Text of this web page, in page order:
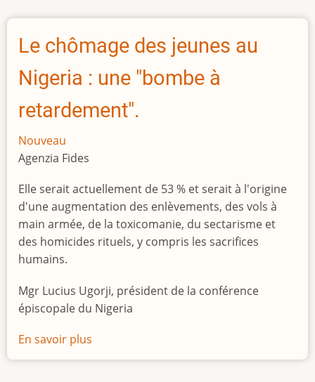
taille
l'Afrique
Le chômage des jeunes au
Nigeria : une "bombe à
retardement".
Nouveau
Agenzia Fides
Elle serait actuellement de 53 % et serait à l'origine
d'une augmentation des enlèvements, des vols à
main armée, de la toxicomanie, du sectarisme et
des homicides rituels, y compris les sacrifices
humains.
Mgr Lucius Ugorji, président de la conférence
épiscopale du Nigeria
En savoir plus
Le